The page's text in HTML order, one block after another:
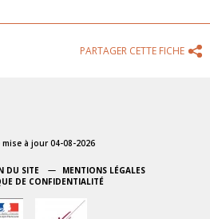
PARTAGER CETTE FICHE
à jour 04-08-2026
DU SITE
MENTIONS LÉGALES
DE CONFIDENTIALITÉ